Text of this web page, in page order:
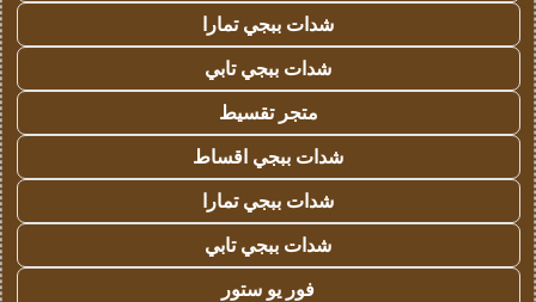
شدات ببجي تمارا
شدات ببجي تابي
متجر تقسيط
شدات ببجي اقساط
شدات ببجي تمارا
شدات ببجي تابي
فور يو ستور